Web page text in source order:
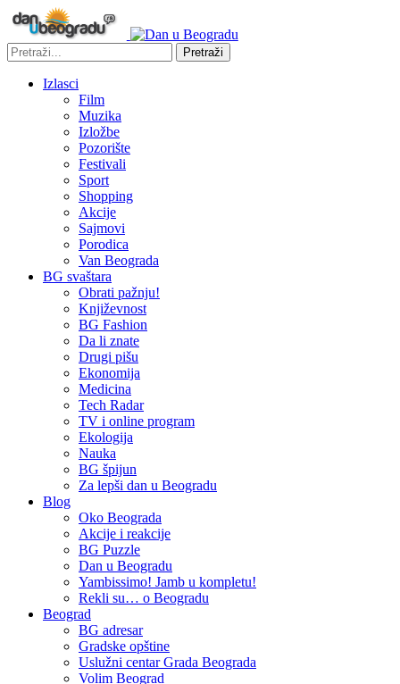
Pretraži
Izlasci
Film
Muzika
Izložbe
Pozorište
Festivali
Sport
Shopping
Akcije
Sajmovi
Porodica
Van Beograda
BG svaštara
Obrati pažnju!
Književnost
BG Fashion
Da li znate
Drugi pišu
Ekonomija
Medicina
Tech Radar
TV i online program
Ekologija
Nauka
BG špijun
Za lepši dan u Beogradu
Blog
Oko Beograda
Akcije i reakcije
BG Puzzle
Dan u Beogradu
Yambissimo! Jamb u kompletu!
Rekli su… o Beogradu
Beograd
BG adresar
Gradske opštine
Uslužni centar Grada Beograda
Volim Beograd